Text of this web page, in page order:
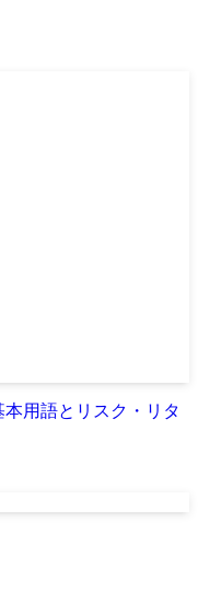
用語とリスク・リタ